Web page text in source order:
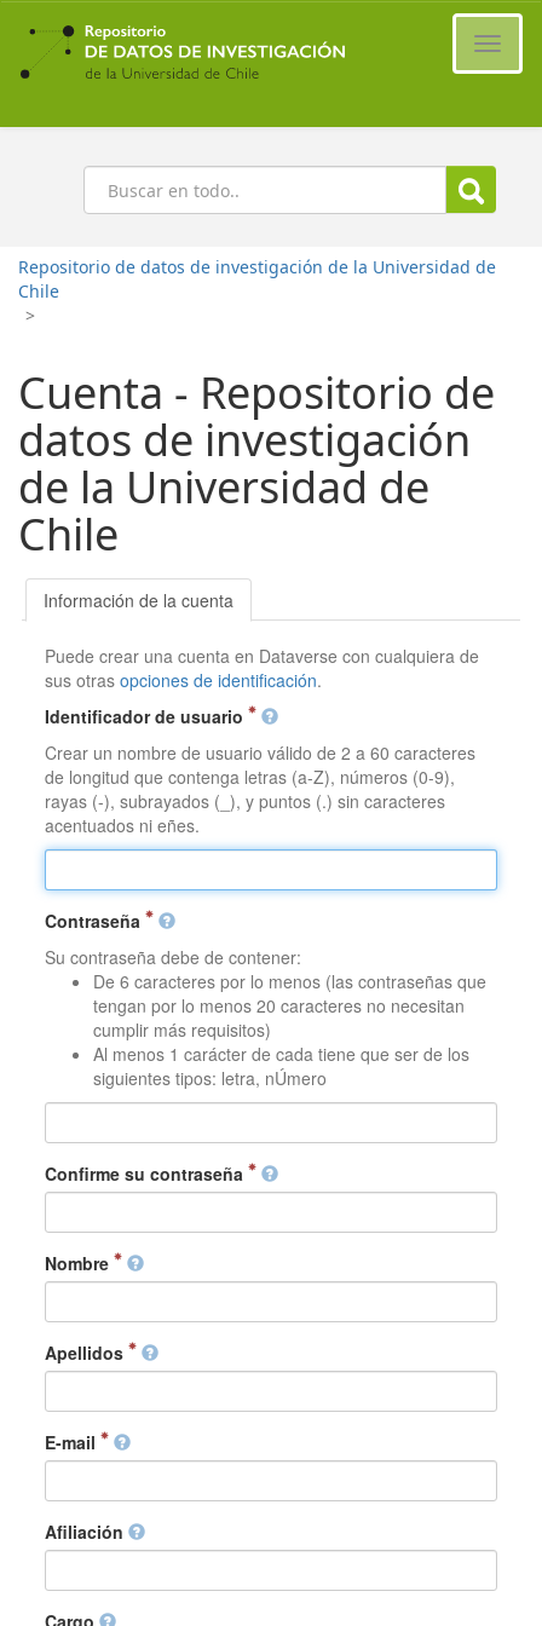
Ir
contenido
principal
Buscar
Repositorio de datos de investigación de la Universidad de
Chile
>
Cuenta - Repositorio de
datos de investigación
de la Universidad de
Chile
Información de la cuenta
Puede crear una cuenta en Dataverse con cualquiera de
sus otrasopciones de identificación.
Identificador de usuario
Crear un nombre de usuario válido de 2 a 60 caracteres
de longitud que contenga letras (a-Z), números (0-9),
rayas (-), subrayados (_), y puntos (.) sin caracteres
acentuados ni eñes.
Contraseña
Su contraseña debe de contener:
De 6 caracteres por lo menos (las contraseñas que
tengan por lo menos 20 caracteres no necesitan
cumplir más requisitos)
Al menos 1 carácter de cada tiene que ser de los
siguientes tipos: letra, nÚmero
Confirme su contraseña
Nombre
Apellidos
E-mail
Afiliación
Cargo